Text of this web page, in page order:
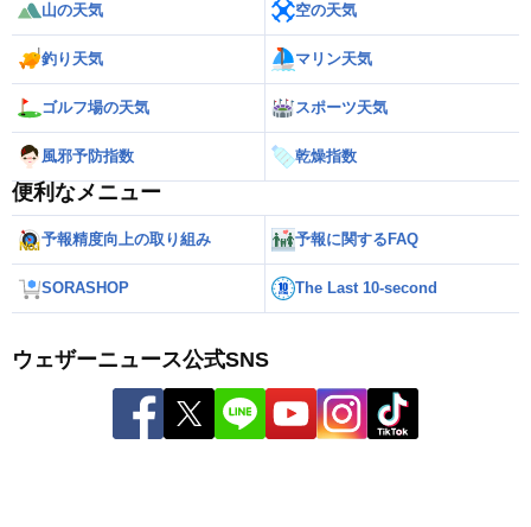
山の天気 空の天気
釣り天気 マリン天気
ゴルフ場の天気 スポーツ天気
風邪予防指数 乾燥指数
便利なメニュー
予報精度向上の取り組み 予報に関するFAQ
SORASHOP The Last 10-second
ウェザーニュース公式SNS